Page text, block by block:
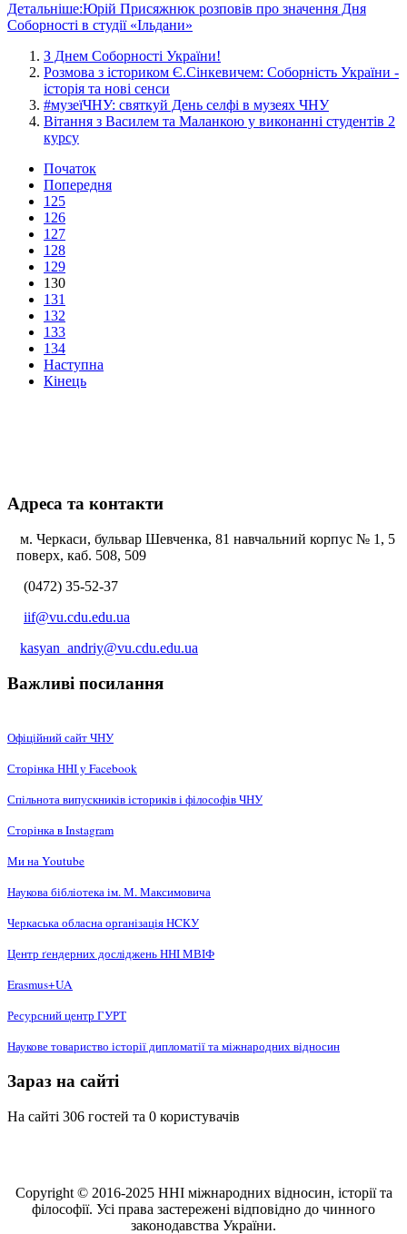
Детальніше:Юрій Присяжнюк розповів про значення Дня
Соборності в студії «Ільдани»
З Днем Соборності України!
Розмова з істориком Є.Сінкевичем: Соборність України -
історія та нові сенси
#музеїЧНУ: святкуй День селфі в музеях ЧНУ
Вітання з Василем та Маланкою у виконанні студентів 2
курсу
Початок
Попередня
125
126
127
128
129
130
131
132
133
134
Наступна
Кінець
Адреса та контакти
м. Черкаси, бульвар Шевченка, 81 навчальний корпус № 1, 5
поверх, каб. 508, 509
(0472) 35-52-37
iif@vu.cdu.edu.ua
kasyan_andriy@vu.cdu.edu.ua
Важливі посилання
Офіційний сайт ЧНУ
Сторінка ННІ у Facebook
Спільнота випускників істориків і філософів ЧНУ
Сторінка в Instagram
Ми на Youtube
Наукова бібліотека ім. М. Максимовича
Черкаська обласна організація НCКУ
Центр ґендерних досліджень ННІ МВІФ
Erasmus+UA
Ресурсний центр ГУРТ
Наукове товариство історії дипломатії та міжнародних відносин
Зараз на сайті
На сайті 306 гостей та 0 користувачів
Copyright © 2016-2025 ННІ міжнародних відносин, історії та
філософії. Усі права застережені відповідно до чинного
законодавства України.